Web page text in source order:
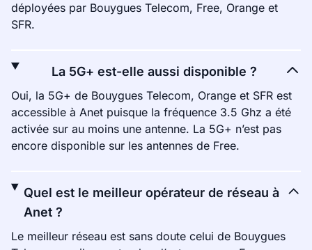
déployées par Bouygues Telecom, Free, Orange et
SFR.
La 5G+ est-elle aussi disponible ?
Oui, la 5G+ de Bouygues Telecom, Orange et SFR est
accessible à Anet puisque la fréquence 3.5 Ghz a été
activée sur au moins une antenne. La 5G+ n’est pas
encore disponible sur les antennes de Free.
Quel est le meilleur opérateur de réseau à
Anet ?
Le meilleur réseau est sans doute celui de Bouygues